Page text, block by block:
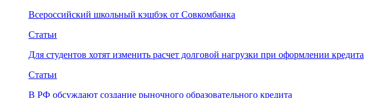
Всероссийский школьный кэшбэк от Совкомбанка
Статьи
Для студентов хотят изменить расчет долговой нагрузки при оформлении кредита
Статьи
В РФ обсуждают создание рыночного образовательного кредита